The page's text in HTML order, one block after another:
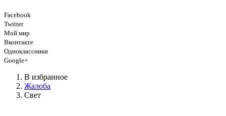
Facebook
Twitter
Мой мир
Вконтакте
Одноклассники
Google+
В избранное
Жалоба
Свет